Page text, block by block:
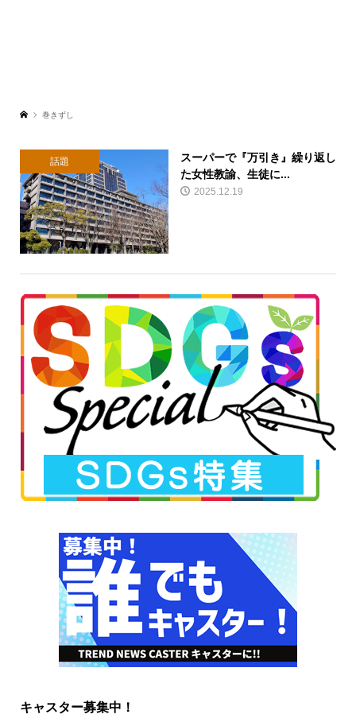
巻きずし
話題
スーパーで『万引き』繰り返し
た女性教諭、生徒に...
2025.12.19
キャスター募集中！